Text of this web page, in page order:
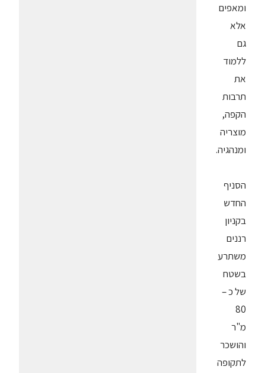
ומאפים
אלא
גם
ללמוד
את
תרבות
הקפה,
מוצריה
ומנהגיה.
הסניף
החדש
בקניון
רננים
משתרע
בשטח
של כ –
80
מ"ר
והושכר
לתקופה